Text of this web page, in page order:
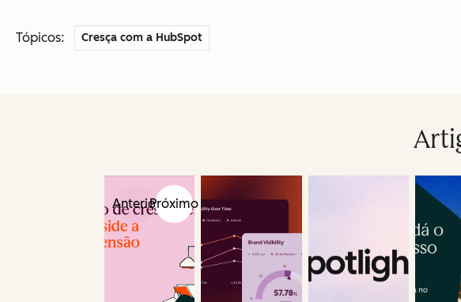
Tópicos: Cresça com a HubSpot
AnteriorPróximo